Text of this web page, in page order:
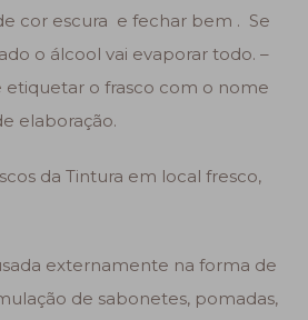
cor escura e fechar bem . Se
o álcool vai evaporar todo. –
etiquetar o frasco com o nome
elaboração.
da Tintura em local fresco,
externamente na forma de
de sabonetes, pomadas,